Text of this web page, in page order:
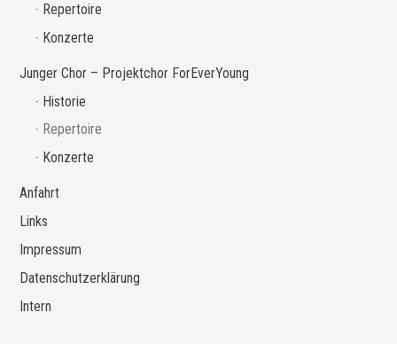
Repertoire
Konzerte
Junger Chor – Projektchor ForEverYoung
Historie
Repertoire
Konzerte
Anfahrt
Links
Impressum
Datenschutzerklärung
Intern